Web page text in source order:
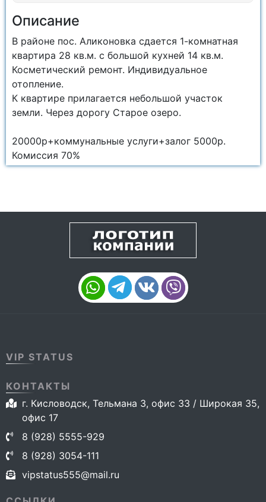
Описание
В районе пос. Аликоновка сдается 1-комнатная
квартира 28 кв.м. с большой кухней 14 кв.м.
Косметический ремонт. Индивидуальное
отопление.
К квартире прилагается небольшой участок
земли. Через дорогу Старое озеро.
20000р+коммунальные услуги+залог 5000р.
Комиссия 70%
VIP STATUS
КОНТАКТЫ
г. Кисловодск, Тельмана 3, офис 33 / Широкая 35,
офис 17
8 (928) 5555-929
8 (928) 3054-111
vipstatus555@mail.ru